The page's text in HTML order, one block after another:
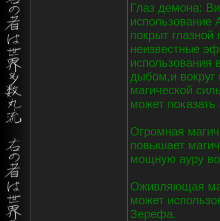
Глаз демона:
покрыт глазной
неизвестные
использования
дыбом,и вокруг
магической
может
Огромная
повышает
мощную ауру
Оживляющая
может
Зерефа.